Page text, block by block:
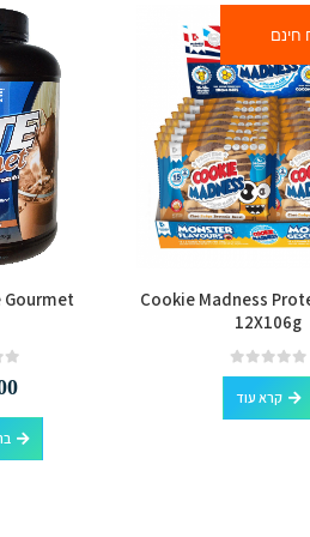
חינם
Cookie Madness
12X106g
0
out of 5
קרא עוד
Gourmet